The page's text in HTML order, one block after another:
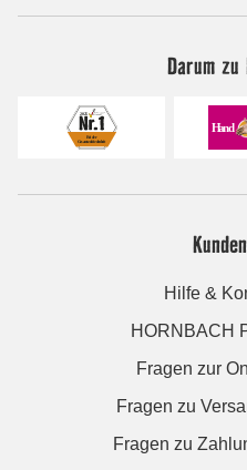
Darum zu
Hilfe &
HORNBACH
Fragen zur
Fragen zu
Fragen zu